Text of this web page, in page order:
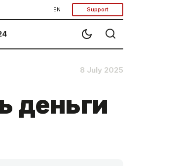
EN Support
8 July 2025
деньги